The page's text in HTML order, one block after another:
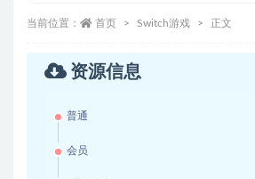
当前位置： 首页 Switch游戏 正文
资源信息
普通
会员